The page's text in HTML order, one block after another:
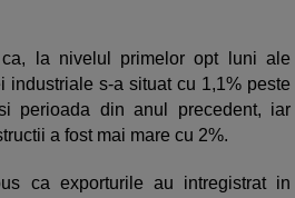
la nivelul primelor opt luni ale
industriale s-a situat cu 1,1% peste
perioada din anul precedent, iar
a fost mai mare cu 2%.
ca exporturile au intregistrat in